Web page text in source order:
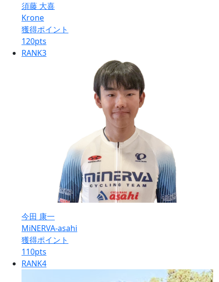
須藤 大喜
Krone
獲得ポイント
120pts
RANK3
今田 康一
MiNERVA-asahi
獲得ポイント
110pts
RANK4